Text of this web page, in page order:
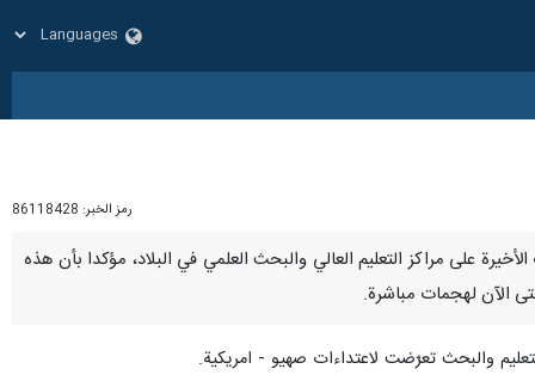
رمز الخبر: 86118428
على مراكز التعليم العالي والبحث العلمي في البلاد، مؤكدا بأن هذه
والبحث تعرّضت لاعتداءات صهيو - امريكية.